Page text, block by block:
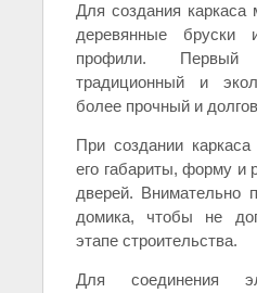
Для создания каркаса
деревянные бруски
профили. Первый
традиционный и
более прочный и
При создании
его габариты, форму и
дверей. Внимательно
домика, чтобы не
этапе строительства.
Для соединения